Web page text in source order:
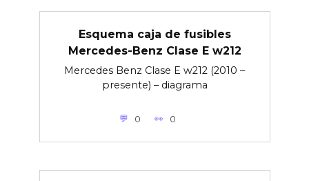
Esquema caja de fusibles
Mercedes-Benz Clase E w212
Mercedes Benz Clase E w212 (2010 –
presente) – diagrama
0 0